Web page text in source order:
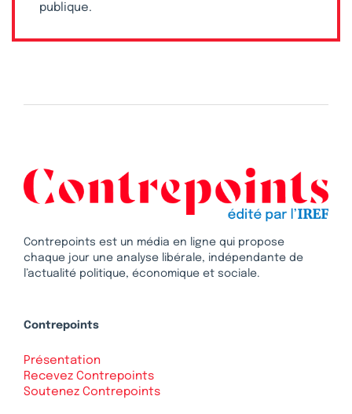
publique.
Contrepoints est un média en ligne qui propose
chaque jour une analyse libérale, indépendante de
l’actualité politique, économique et sociale.
Contrepoints
Présentation
Recevez Contrepoints
Soutenez Contrepoints